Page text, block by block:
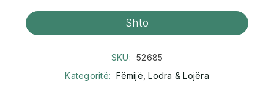
Shto
SKU: 52685
Kategoritë:
Fëmijë ,Lodra & Lojëra